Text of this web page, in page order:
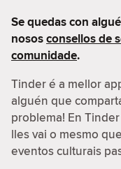
Se quedas con
nososconsellos de
comunidade.
Tinder é a mellor
alguén que
problema! En
lles vai o mesmo
eventos culturais